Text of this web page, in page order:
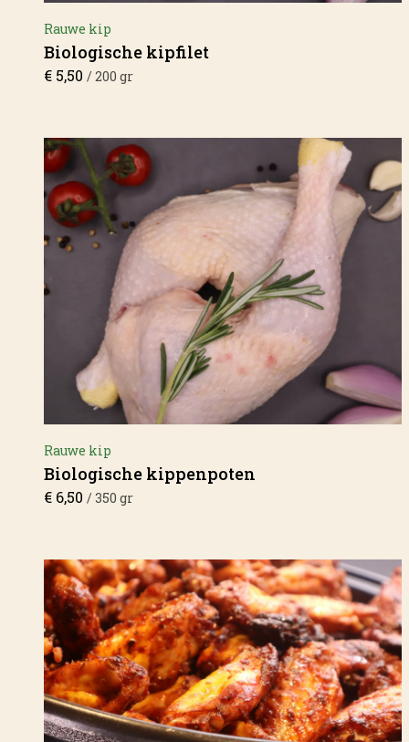
Rauwe kip
Biologische kipfilet
€ 5,50 / 200 gr
Rauwe kip
Biologische kippenpoten
€ 6,50 / 350 gr